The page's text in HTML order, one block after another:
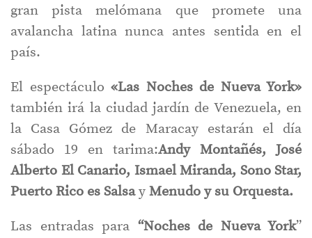
gran pista melómana que promete una
avalancha latina nunca antes sentida en el
país.
El espectáculo «Las Noches de Nueva York»
también irá la ciudad jardín de Venezuela, en
la Casa Gómez de Maracay estarán el día
sábado 19 en tarima:Andy Montañés, José
Alberto El Canario, Ismael Miranda, Sono Star,
Puerto Rico es Salsay Menudo y su Orquesta.
Las entradas para “Noches de Nueva York”